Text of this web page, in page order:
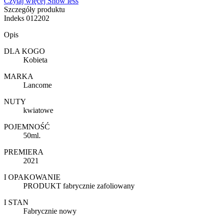
Szczegóły produktu
Indeks 012202
Opis
DLA KOGO
Kobieta
MARKA
Lancome
NUTY
kwiatowe
POJEMNOŚĆ
50ml.
PREMIERA
2021
I OPAKOWANIE
PRODUKT fabrycznie zafoliowany
I STAN
Fabrycznie nowy